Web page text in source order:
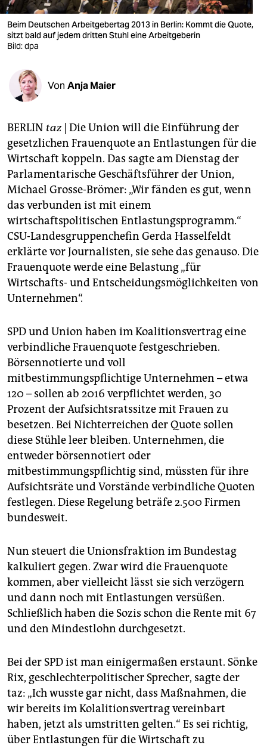
verlag
veranstaltungen
fragen & hilfe
abo
genossenschaft
epaper login
Beim Deutschen Arbeitgebertag 2013 in Berlin: Kommt die Quote,
sitzt bald auf jedem dritten Stuhl eine Arbeitgeberin
Bild: dpa
Von Anja Maier
BERLIN taz| Die Union will die Einführung der
gesetzlichen Frauenquote an Entlastungen für die
Wirtschaft koppeln. Das sagte am Dienstag der
Parlamentarische Geschäftsführer der Union,
Michael Grosse-Brömer: „Wir fänden es gut, wenn
das verbunden ist mit einem
wirtschaftspolitischen Entlastungsprogramm.“
CSU-Landesgruppenchefin Gerda Hasselfeldt
erklärte vor Journalisten, sie sehe das genauso. Die
Frauenquote werde eine Belastung „für
Wirtschafts- und Entscheidungsmöglichkeiten von
Unternehmen“.
SPD und Union haben im Koalitionsvertrag eine
verbindliche Frauenquote festgeschrieben.
Börsennotierte und voll
mitbestimmungspflichtige Unternehmen – etwa
120 – sollen ab 2016 verpflichtet werden, 30
Prozent der Aufsichtsratssitze mit Frauen zu
besetzen. Bei Nichterreichen der Quote sollen
diese Stühle leer bleiben. Unternehmen, die
entweder börsennotiert oder
mitbestimmungspflichtig sind, müssten für ihre
Aufsichtsräte und Vorstände verbindliche Quoten
festlegen. Diese Regelung beträfe 2.500 Firmen
bundesweit.
Nun steuert die Unionsfraktion im Bundestag
kalkuliert gegen. Zwar wird die Frauenquote
kommen, aber vielleicht lässt sie sich verzögern
und dann noch mit Entlastungen versüßen.
Schließlich haben die Sozis schon die Rente mit 67
und den Mindestlohn durchgesetzt.
Bei der SPD ist man einigermaßen erstaunt. Sönke
Rix, geschlechterpolitischer Sprecher, sagte der
taz: „Ich wusste gar nicht, dass Maßnahmen, die
wir bereits im Kolalitionsvertrag vereinbart
haben, jetzt als umstritten gelten.“ Es sei richtig,
über Entlastungen für die Wirtschaft zu